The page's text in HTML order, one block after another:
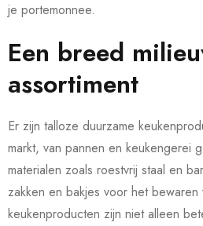
je portemonnee.
Een breed
assortiment
Er zijn talloze duurzame
markt, van pannen en keukengerei
materialen zoals roestvrij staal en
zakken en bakjes voor het
keukenproducten zijn niet alleen